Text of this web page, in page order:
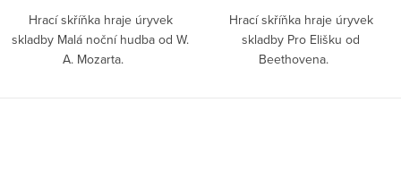
Hrací skříňka hraje úryvek
skladby Malá noční hudba od W.
A. Mozarta.
Hrací skříňka hraje úryvek
skladby Pro Elišku od
Beethovena.